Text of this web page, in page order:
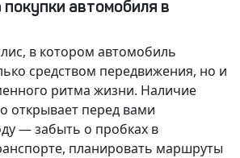
автомобиля в
в котором автомобиль
средством передвижения, но и
ритма жизни. Наличие
открывает перед вами
— забыть о пробках в
планировать маршруты